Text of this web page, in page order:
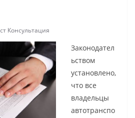
Консультация
Законодател
ьством
установлено,
что все
владельцы
автотранспо